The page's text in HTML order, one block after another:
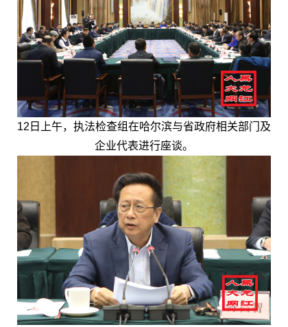
12日上午，执法检查组在哈尔滨与省政府相关部门及
企业代表进行座谈。